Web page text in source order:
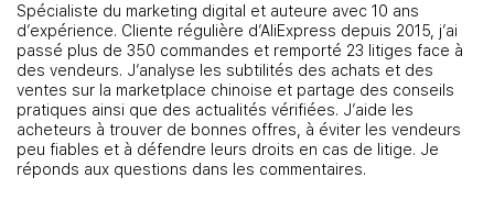
Spécialiste du marketing digital et auteure avec 10 ans
d’expérience. Cliente régulière d’AliExpress depuis 2015, j’ai
passé plus de 350 commandes et remporté 23 litiges face à
des vendeurs. J’analyse les subtilités des achats et des
ventes sur la marketplace chinoise et partage des conseils
pratiques ainsi que des actualités vérifiées. J’aide les
acheteurs à trouver de bonnes offres, à éviter les vendeurs
peu fiables et à défendre leurs droits en cas de litige. Je
réponds aux questions dans les commentaires.